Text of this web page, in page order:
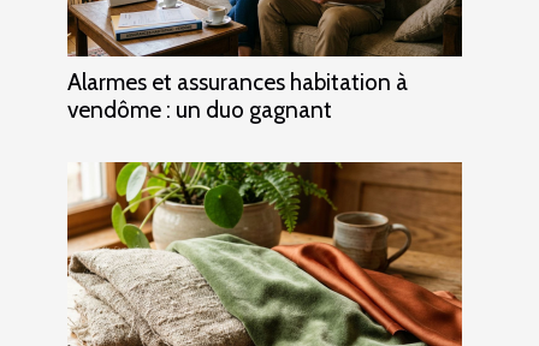
Alarmes et assurances habitation à
vendôme : un duo gagnant